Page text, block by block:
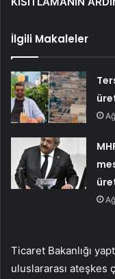
İlgili Makaleler
Ticaret Bakanlığı
uluslararası ateşkes